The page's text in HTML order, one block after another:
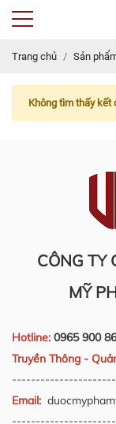
Trang chủ Sản
Không tìm thấy kết
CÔNG TY
MỸ
Hotline: 0965 900
Truyền Thông -
Email: